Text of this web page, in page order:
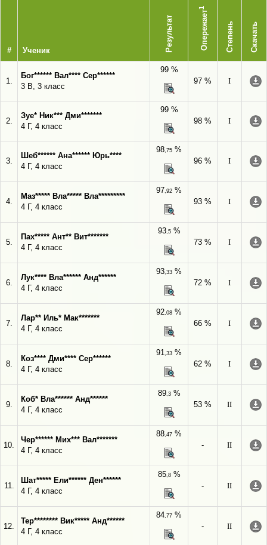
# Ученик Результат Опережает
1
Степень Скачать
1.
Бог****** Вал**** Сер******
3 В, 3 класс
99 %
97 %
I
2.
Зуе* Ник*** Дми*******
4 Г, 4 класс
99 %
98 %
I
3.
Шеб****** Ана****** Юрь****
4 Г, 4 класс
98,75 %
96 %
I
4.
Маз***** Вла***** Вла*********
4 Г, 4 класс
97,92 %
93 %
I
5.
Пах***** Ант** Вит*******
4 Г, 4 класс
93,5%
73 %
I
6.
Лук**** Вла****** Анд******
4 Г, 4 класс
93,33 %
72 %
I
7.
Лар** Иль* Мак*******
4 Г, 4 класс
92,08 %
66 %
I
8.
Коз**** Дми**** Сер******
4 Г, 4 класс
91,33 %
62 %
I
9.
Коб* Вла****** Анд******
4 Г, 4 класс
89,3%
53 %
II
10.
Чер****** Мих*** Вал*******
4 Г, 4 класс
88,47 %
-
II
11.
Шат***** Ели****** Ден******
4 Г, 4 класс
85,8%
-
II
12.
Тер******** Вик***** Анд******
4 Г, 4 класс
84,77 %
-
II